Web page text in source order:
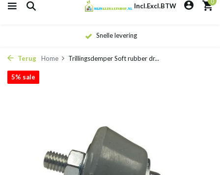
Incl.Excl.BTW
Snelle levering
Terug Home Trillingsdemper Soft rubber dr...
5% sale